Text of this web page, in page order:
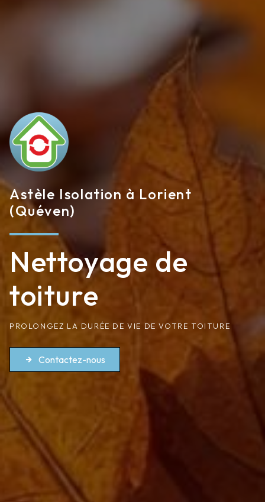
Astèle Isolation à Lorient
(Quéven)
Nettoyage de
toiture
PROLONGEZ LA DURÉE DE VIE DE VOTRE TOITURE
Contactez-nous